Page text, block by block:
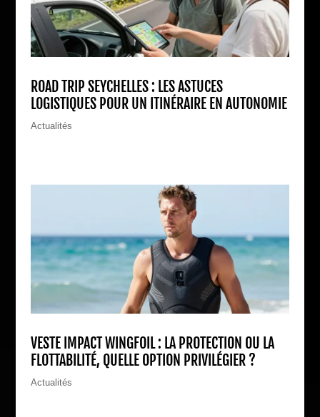
ROAD TRIP SEYCHELLES : LES ASTUCES
LOGISTIQUES POUR UN ITINÉRAIRE EN AUTONOMIE
Actualités
VESTE IMPACT WINGFOIL : LA PROTECTION OU LA
FLOTTABILITÉ, QUELLE OPTION PRIVILÉGIER ?
Actualités